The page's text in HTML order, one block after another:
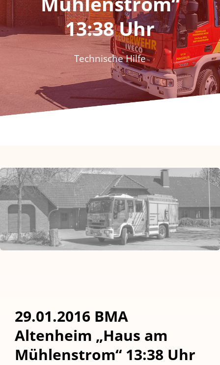
Fördern & Spenden
Historie
Jugendfeuerwehr
Kontakt
13:38 Uhr
Technische Hilfe
29.01.2016 BMA
Altenheim „Haus am
Mühlenstrom“ 13:38 Uhr